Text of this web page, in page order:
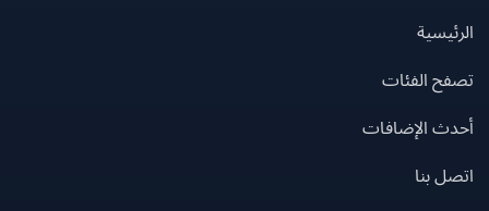
الفئات
الإضافات
بنا